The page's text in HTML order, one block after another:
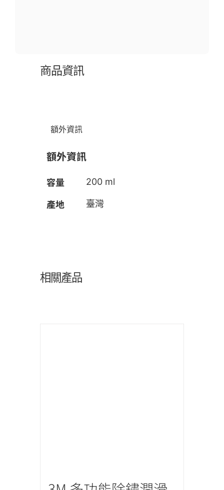
商品資訊
額外資訊
額外資訊
容量 200 ml
產地 臺灣
相關產品